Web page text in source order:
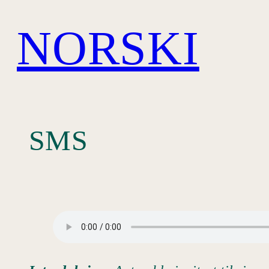
innhold
NORSKI
SMS